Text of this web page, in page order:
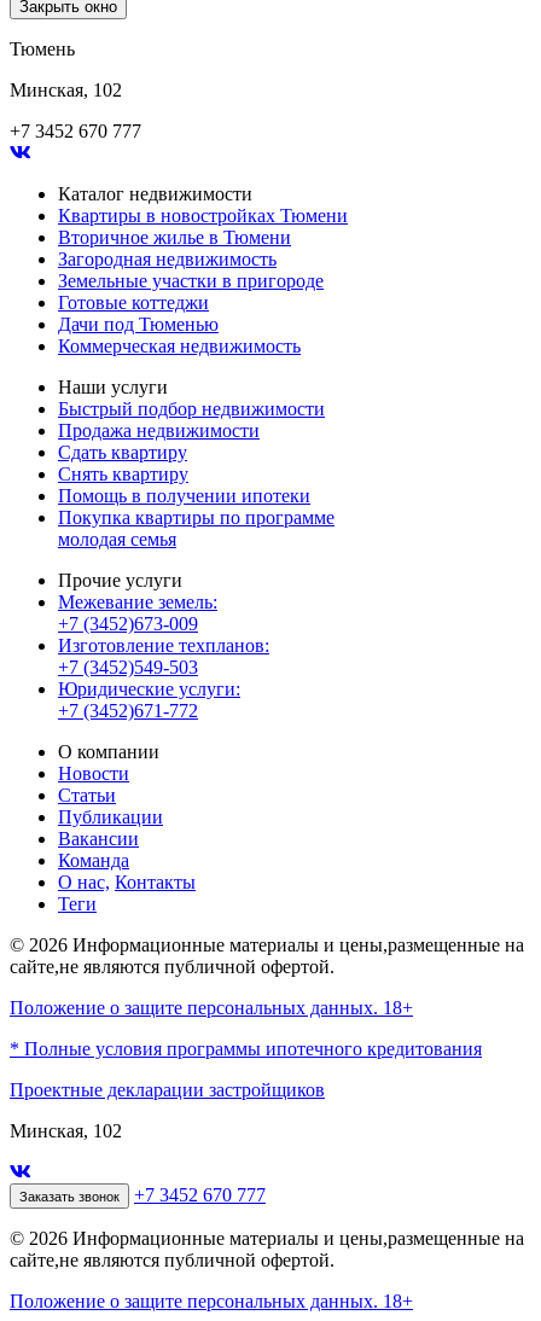
Закрыть окно
Тюмень
Минская, 102
+7 3452 670 777
Каталог недвижимости
Квартиры в новостройках Тюмени
Вторичное жилье в Тюмени
Загородная недвижимость
Земельные участки в пригороде
Готовые коттеджи
Дачи под Тюменью
Коммерческая недвижимость
Наши услуги
Быстрый подбор недвижимости
Продажа недвижимости
Сдать квартиру
Снять квартиру
Помощь в получении ипотеки
Покупка квартиры по программе
молодая семья
Прочие услуги
Межевание земель:
+7 (3452)673-009
Изготовление техпланов:
+7 (3452)549-503
Юридические услуги:
+7 (3452)671-772
О компании
Новости
Статьи
Публикации
Вакансии
Команда
О нас, Контакты
Теги
© 2026 Информационные материалы и цены,размещенные на
сайте,не являются публичной офертой.
Положение о защите персональных данных. 18+
* Полные условия программы ипотечного кредитования
Проектные декларации застройщиков
Минская, 102
Заказать звонок +7 3452 670 777
© 2026 Информационные материалы и цены,размещенные на
сайте,не являются публичной офертой.
Положение о защите персональных данных. 18+